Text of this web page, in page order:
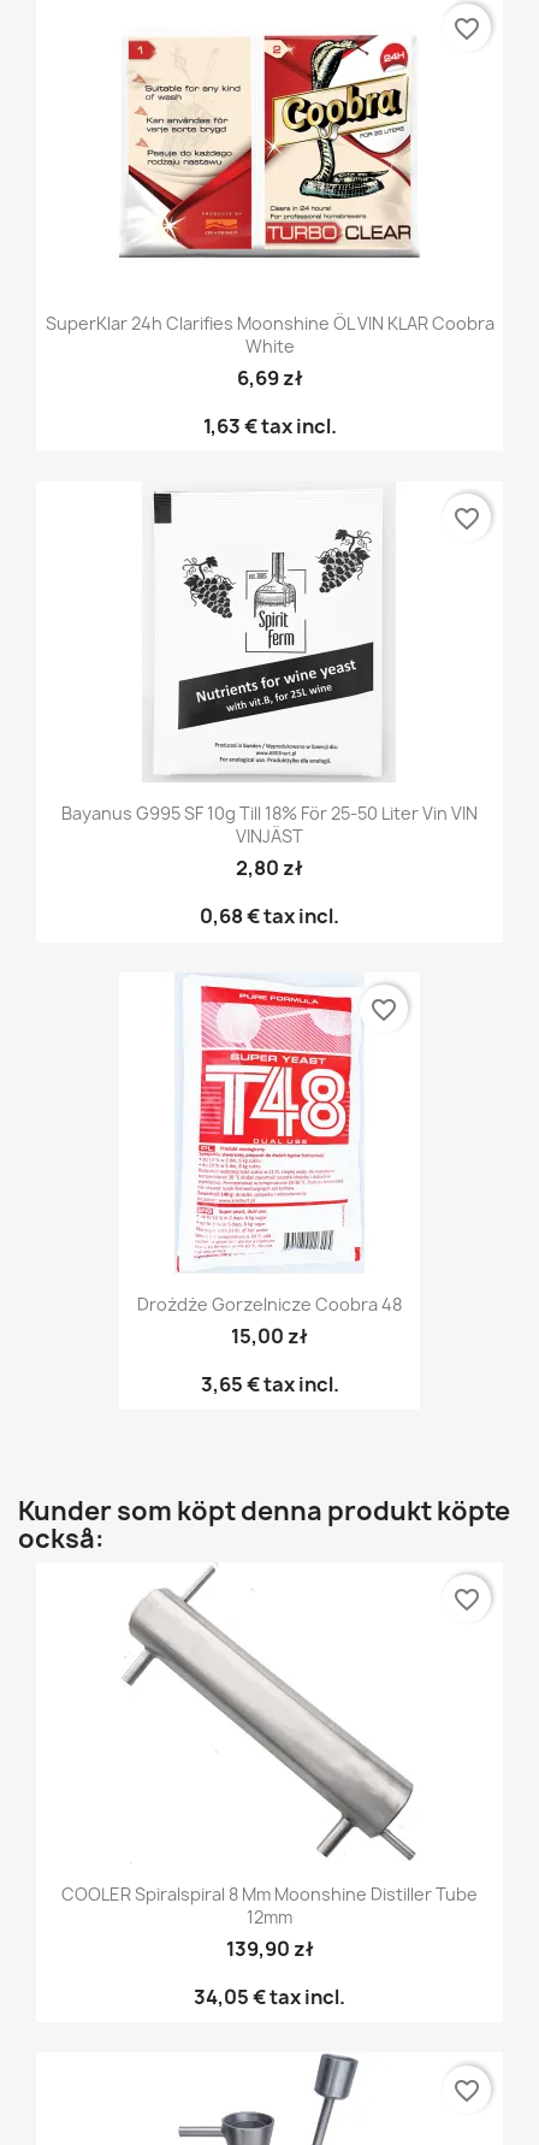
SuperKlar 24h Clarifies Moonshine ÖL VIN KLAR Coobra
White
6,69 zł
1,63 €tax incl.
favorite_border
Bayanus G995 SF 10g Till 18% För 25-50 Liter Vin VIN
VINJÄST
2,80 zł
0,68 €tax incl.
favorite_border
Drożdże Gorzelnicze Coobra 48
15,00 zł
3,65 €tax incl.
favorite_border
Kunder som köpt denna produkt köpte
också:
COOLER Spiralspiral 8 Mm Moonshine Distiller Tube
12mm
139,90 zł
34,05 €tax incl.
favorite_border
favorite_border